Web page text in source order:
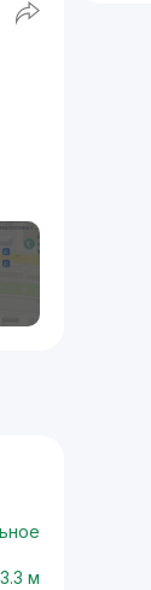
3.3 м